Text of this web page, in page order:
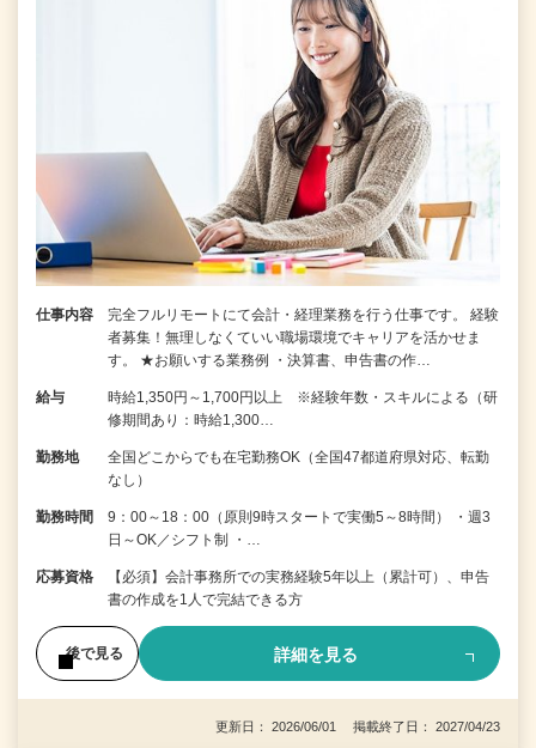
仕事内容
完全フルリモートにて会計・経理業務を行う仕事です。 経験
者募集！無理しなくていい職場環境でキャリアを活かせま
す。 ★お願いする業務例 ・決算書、申告書の作…
給与
時給1,350円～1,700円以上 ※経験年数・スキルによる（研
修期間あり：時給1,300…
勤務地
全国どこからでも在宅勤務OK（全国47都道府県対応、転勤
なし）
勤務時間
9：00～18：00（原則9時スタートで実働5～8時間） ・週3
日～OK／シフト制 ・…
応募資格
【必須】会計事務所での実務経験5年以上（累計可）、申告
書の作成を1人で完結できる方
後で見る 詳細を見る
更新日： 2026/06/01 掲載終了日： 2027/04/23